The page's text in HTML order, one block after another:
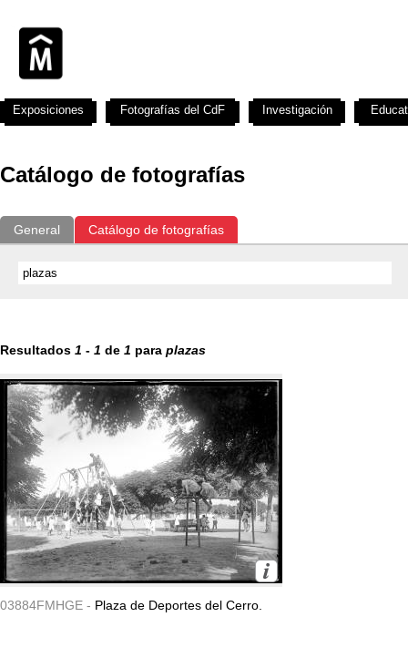
Catálogo de fotografías
General Catálogo de fotografías
Resultados 1 - 1 de 1 para plazas
03884FMHGE - Plaza de Deportes del Cerro.
Exposiciones Fotografías del CdF Investigación